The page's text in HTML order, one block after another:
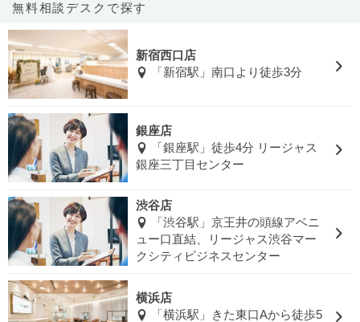
無料相談デスクで探す
新宿西口店
「新宿駅」南口より徒歩3分
銀座店
「銀座駅」徒歩4分 リージャス
銀座三丁目センター
渋谷店
「渋谷駅」京王井の頭線アベニ
ュー口直結、リージャス渋谷マー
クシティビジネスセンター
横浜店
「横浜駅」きた東口Aから徒歩5